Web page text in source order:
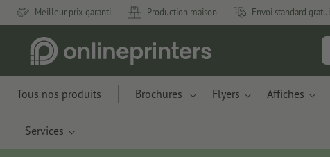
Meilleur prix garanti Production maison Envoi standard
Tous nos produits Brochures Flyers Affiches
Services